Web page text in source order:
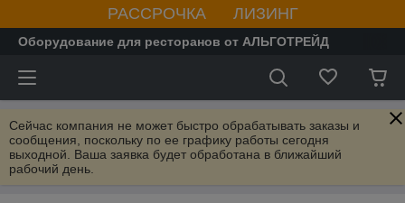
РАССРОЧКА ЛИЗИНГ
Оборудование для ресторанов от АЛЬГОТРЕЙД
Сейчас компания не может быстро обрабатывать заказы и
сообщения, поскольку по ее графику работы сегодня
выходной. Ваша заявка будет обработана в ближайший
рабочий день.